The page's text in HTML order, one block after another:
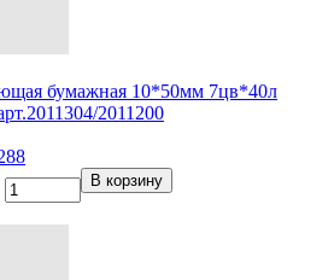
бумажная 10*50мм 7цв*40л
2011200
В корзину